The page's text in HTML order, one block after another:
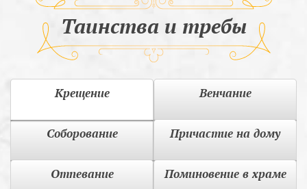
Таинства и требы
Крещение Венчание
Соборование Причастие на дому
Отпевание Поминовение в храме